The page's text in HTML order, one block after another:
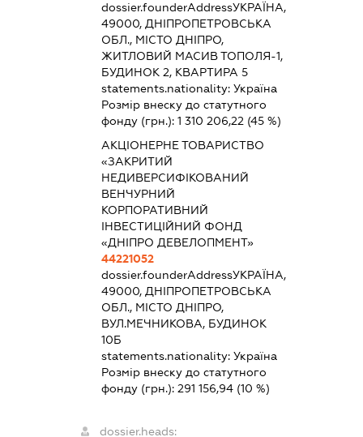
dossier.founderAddressУКРАЇНА,
49000, ДНІПРОПЕТРОВСЬКА
ОБЛ., МІСТО ДНІПРО,
ЖИТЛОВИЙ МАСИВ ТОПОЛЯ-1,
БУДИНОК 2, КВАРТИРА 5
statements.nationality:Україна
Розмір внеску до статутного
фонду (грн.):1 310 206,22 (45 %)
АКЦІОНЕРНЕ ТОВАРИСТВО
«ЗАКРИТИЙ
НЕДИВЕРСИФІКОВАНИЙ
ВЕНЧУРНИЙ
КОРПОРАТИВНИЙ
ІНВЕСТИЦІЙНИЙ ФОНД
«ДНІПРО ДЕВЕЛОПМЕНТ»
44221052
dossier.founderAddressУКРАЇНА,
49000, ДНІПРОПЕТРОВСЬКА
ОБЛ., МІСТО ДНІПРО,
ВУЛ.МЕЧНИКОВА, БУДИНОК
10Б
statements.nationality:Україна
Розмір внеску до статутного
фонду (грн.):291 156,94 (10 %)
dossier.heads: